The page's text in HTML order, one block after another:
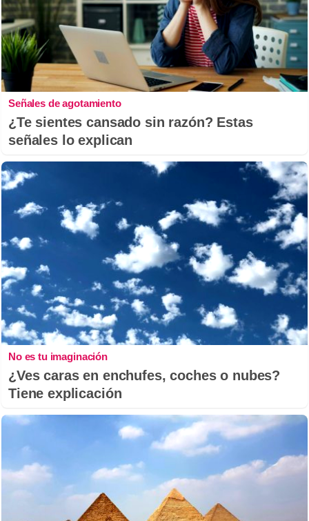
Señales de agotamiento
¿Te sientes cansado sin razón? Estas
señales lo explican
No es tu imaginación
¿Ves caras en enchufes, coches o nubes?
Tiene explicación